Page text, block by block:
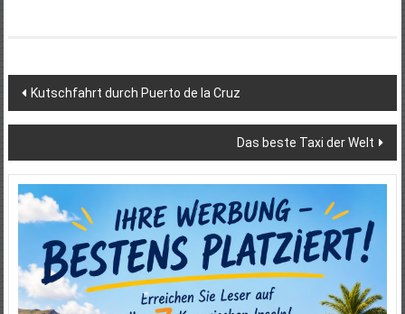
Beitragsnavigation
Kutschfahrt durch Puerto de la Cruz
Das beste Taxi der Welt